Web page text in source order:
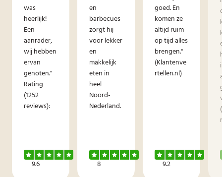
was
heerlijk!
Een
aanrader,
wij hebben
ervan
genoten."
Rating
(1252
reviews):
9.6
en
barbecues
zorgt hij
voor lekker
en
makkelijk
eten in
heel
Noord-
Nederland.
8
goed. En
komen ze
altijd ruim
op tijd alles
brengen."
(Klantenve
rtellen.nl)
9.2